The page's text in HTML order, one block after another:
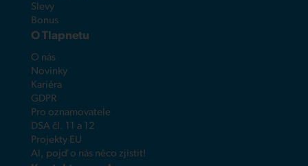
Slevy
Bonus
O Tlapnetu
O nás
Novinky
Kariéra
GDPR
Pro oznamovatele
DSA čl. 11 a 12
Projekty EU
AI, pojď o nás něco zjistit!